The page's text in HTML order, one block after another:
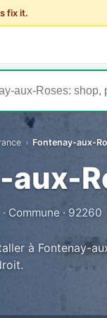
fix it.
› Fontenay-aux-
aux-
Commune · 92260
à Fontenay-